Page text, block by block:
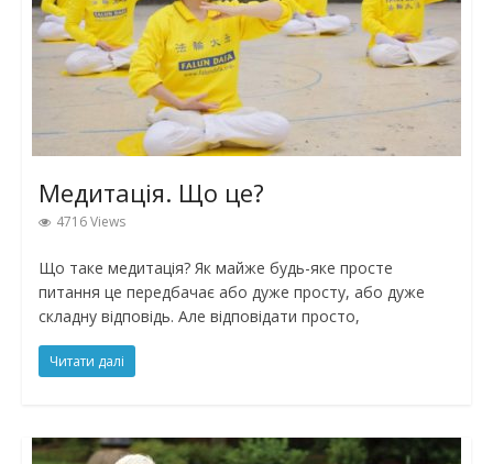
Медитація. Що це?
4716 Views
Що таке медитація? Як майже будь-яке просте
питання це передбачає або дуже просту, або дуже
складну відповідь. Але відповідати просто,
Читати далі